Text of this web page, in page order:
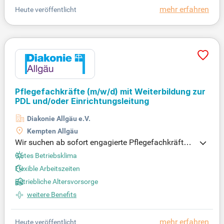
mehr erfahren
Heute veröffentlicht
Pflegefachkräfte (m/w/d) mit Weiterbildung zur
PDL und/oder Einrichtungsleitung
Diakonie Allgäu e.V.
Kempten Allgäu
Wir suchen ab sofort engagierte Pflegefachkräfte
(m/w/d) mit Weiterbildung zur PDL und/oder Einri
chtungsleitung für unsere Altenhilfe. Bringen Sie Ih
re Fachkompetenz, Ihr Organisationstalent und Ihr
Herz für Menschen bei uns ein. Gemeinsam gestalt
en wir eine wertschätzende und professionelle Pfle
Gutes Betriebsklima
Flexible Arbeitszeiten
Betriebliche Altersvorsorge
weitere Benefits
mehr erfahren
Heute veröffentlicht